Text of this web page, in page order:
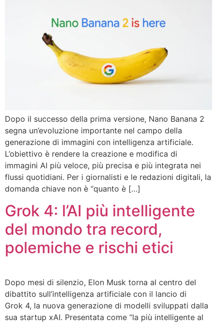
Dopo il successo della prima versione, Nano Banana 2
segna un’evoluzione importante nel campo della
generazione di immagini con intelligenza artificiale.
L’obiettivo è rendere la creazione e modifica di
immagini AI più veloce, più precisa e più integrata nei
flussi quotidiani. Per i giornalisti e le redazioni digitali, la
domanda chiave non è “quanto è […]
Grok 4: l’AI più intelligente
del mondo tra record,
polemiche e rischi etici
Dopo mesi di silenzio, Elon Musk torna al centro del
dibattito sull’intelligenza artificiale con il lancio di
Grok 4, la nuova generazione di modelli sviluppati dalla
sua startup xAI. Presentata come “la più intelligente al